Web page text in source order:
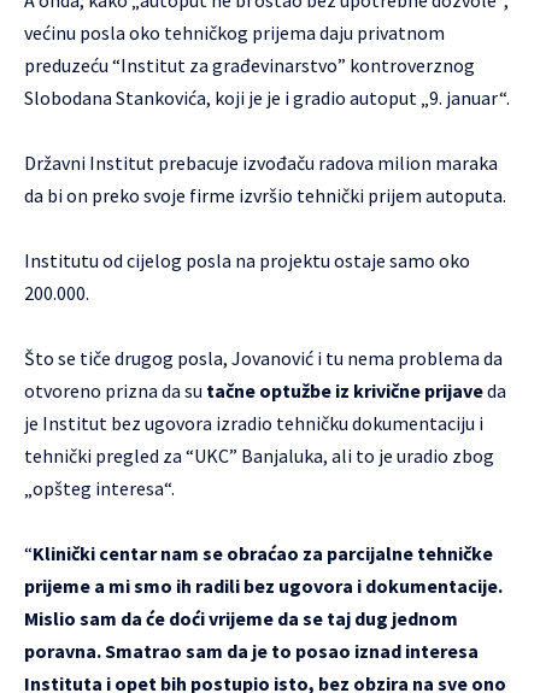
većinu posla oko tehničkog prijema daju privatnom
preduzeću “Institut za građevinarstvo” kontroverznog
Slobodana Stankovića, koji je je i gradio autoput „9. januar“.
Državni Institut prebacuje izvođaču radova milion maraka
da bi on preko svoje firme izvršio tehnički prijem autoputa.
Institutu od cijelog posla na projektu ostaje samo oko
200.000.
Što se tiče drugog posla, Jovanović i tu nema problema da
otvoreno prizna da su tačne optužbe iz krivične prijaveda
je Institut bez ugovora izradio tehničku dokumentaciju i
tehnički pregled za “UKC” Banjaluka, ali to je uradio zbog
„opšteg interesa“.
“Klinički centar nam se obraćao za parcijalne tehničke
prijeme a mi smo ih radili bez ugovora i dokumentacije.
Mislio sam da će doći vrijeme da se taj dug jednom
poravna. Smatrao sam da je to posao iznad interesa
Instituta i opet bih postupio isto, bez obzira na sve ono